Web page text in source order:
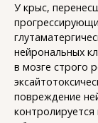
У крыс,
нейрональных
в мозге строго
повреждение